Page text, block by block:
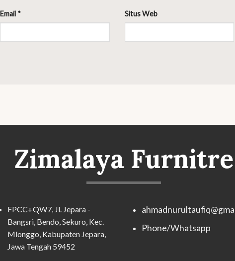
Email * Situs Web
Zimalaya Furnitre
FPCC+QW7, Jl. Jepara -
Bangsri, Bendo, Sekuro, Kec.
Mlonggo, Kabupaten Jepara,
Jawa Tengah 59452
Phone/Whatsapp